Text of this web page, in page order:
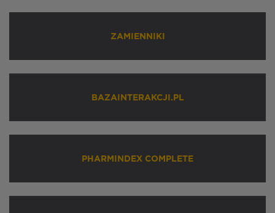
ZAMIENNIKI
BAZAINTERAKCJI.PL
PHARMINDEX COMPLETE